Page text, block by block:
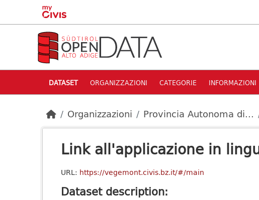
Skip to main content
DATASET ORGANIZZAZIONI CATEGORIE INFORMAZIONI
Organizzazioni Provincia Autonoma di...
Link all'applicazione in
URL: https://vegemont.civis.bz.it/#/main
Dataset description: